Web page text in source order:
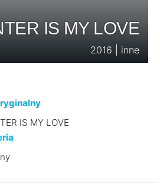
IS MY LOVE
2016 | inne
IS MY LOVE